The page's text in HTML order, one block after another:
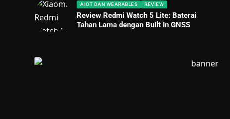
AIOT DAN WEARABLES REVIEW
Review Redmi Watch 5 Lite: Baterai
Tahan Lama dengan Built In GNSS